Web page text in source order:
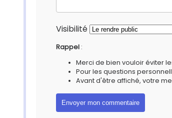
Visibilité
Rappel :
Merci de bien vouloir éviter
Pour les questions
Avant d'être affiché, votre